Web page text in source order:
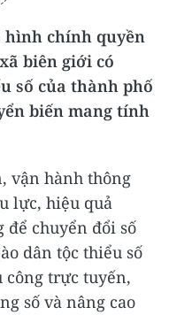
hình chính quyền
biên giới có
số của thành phố
biến mang tính
vận hành thông
lực, hiệu quả
để chuyển đổi số
dân tộc thiểu số
công trực tuyến,
số và nâng cao